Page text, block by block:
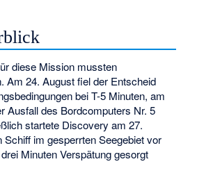
diese Mission mussten
Am 24. August fiel der Entscheid
bei T-5 Minuten, am
Ausfall des Bordcomputers Nr. 5
startete Discovery am 27.
Schiff im gesperrten Seegebiet vor
Minuten Verspätung gesorgt